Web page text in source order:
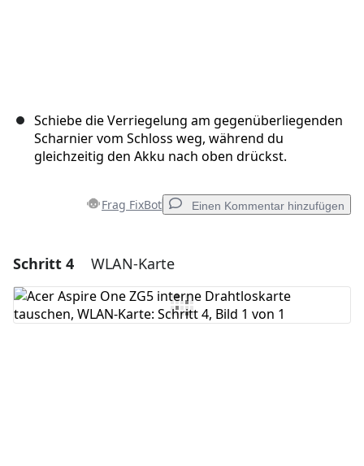
Schiebe die Verriegelung am gegenüberliegenden
Scharnier vom Schloss weg, während du
gleichzeitig den Akku nach oben drückst.
Frag FixBot Einen Kommentar hinzufügen
Einen Kommentar hinzufügen
Kommentar hinzufügen
Schritt 4 WLAN-Karte